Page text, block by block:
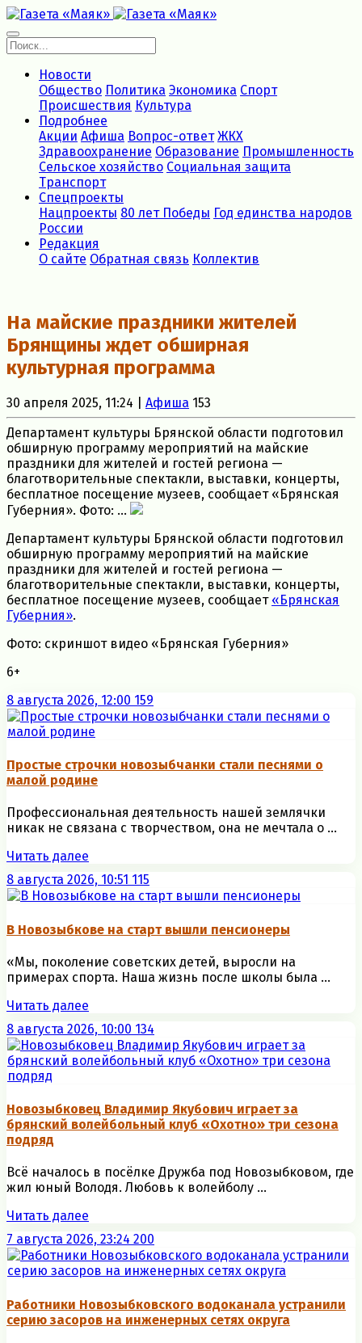
Новости
Общество Политика Экономика Спорт
Происшествия Культура
Подробнее
Акции Афиша Вопрос-ответ ЖКХ
Здравоохранение Образование Промышленность
Сельское хозяйство Социальная защита
Транспорт
Спецпроекты
Нацпроекты 80 лет Победы Год единства народов
России
Редакция
О сайте Обратная связь Коллектив
На майские праздники жителей
Брянщины ждет обширная
культурная программа
30 апреля 2025, 11:24 | Афиша 153
Департамент культуры Брянской области подготовил
обширную программу мероприятий на майские
праздники для жителей и гостей региона —
благотворительные спектакли, выставки, концерты,
бесплатное посещение музеев, сообщает «Брянская
Губерния». Фото: ...
Департамент культуры Брянской области подготовил
обширную программу мероприятий на майские
праздники для жителей и гостей региона —
благотворительные спектакли, выставки, концерты,
бесплатное посещение музеев, сообщает «Брянская
Губерния».
Фото: скриншот видео «Брянская Губерния»
6+
8 августа 2026, 12:00 159
Простые строчки новозыбчанки стали песнями о
малой родине
Профессиональная деятельность нашей землячки
никак не связана с творчеством, она не мечтала о ...
Читать далее
8 августа 2026, 10:51 115
В Новозыбкове на старт вышли пенсионеры
«Мы, поколение советских детей, выросли на
примерах спорта. Наша жизнь после школы была ...
Читать далее
8 августа 2026, 10:00 134
Новозыбковец Владимир Якубович играет за
брянский волейбольный клуб «Охотно» три сезона
подряд
Всё началось в посёлке Дружба под Новозыбковом, где
жил юный Володя. Любовь к волейболу ...
Читать далее
7 августа 2026, 23:24 200
Работники Новозыбковского водоканала устранили
серию засоров на инженерных сетях округа